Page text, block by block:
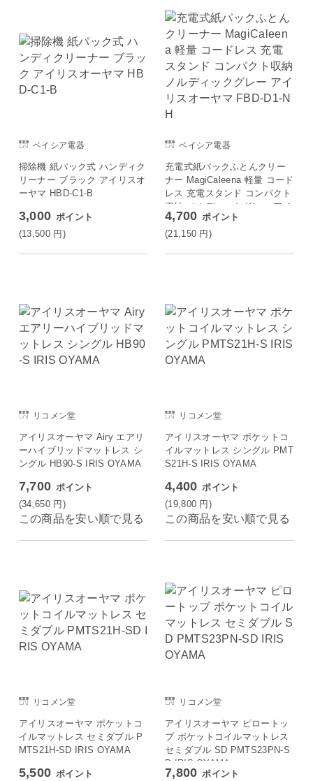
ベイシア電器
掃除機 紙パック式 ハンディク
リーナー ブラック アイリスオ
ーヤマ HBD-C1-B
3,000 ポイント
(13,500 円)
ベイシア電器
充電式紙パックふとんクリー
ナー MagiCaleena 軽量 コード
レス 充電スタンド コンパクト
収納 ノルディックグレー アイ
リスオーヤマ FBD-D1-NH
4,700 ポイント
(21,150 円)
リコメン堂
アイリスオーヤマ Airy エアリ
ーハイブリッドマットレス シ
ングル HB90-S IRIS OYAMA
7,700 ポイント
(34,650 円 )
この商品を安い順で見る
リコメン堂
アイリスオーヤマ ポケットコ
イルマットレス シングル PMT
S21H-S IRIS OYAMA
4,400 ポイント
(19,800 円 )
この商品を安い順で見る
リコメン堂
アイリスオーヤマ ポケットコ
イルマットレス セミダブル P
MTS21H-SD IRIS OYAMA
5,500 ポイント
リコメン堂
アイリスオーヤマ ピロートッ
プ ポケットコイルマットレス
セミダブル SD PMTS23PN-S
D IRIS OYAMA
7,800 ポイント